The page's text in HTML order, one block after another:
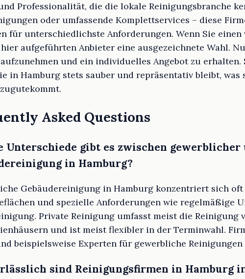
Professionalität, die die lokale Reinigungsbranche
oder umfassende Komplettservices – diese
für unterschiedlichste Anforderungen. Wenn Sie
aufgeführten Anbieter eine ausgezeichnete Wahl.
und ein individuelles Angebot zu erhalten.
in Hamburg stets sauber und repräsentativ bleibt, was
Asked Questions
Unterschiede gibt es zwischen
in Hamburg?
Gebäudereinigung in Hamburg konzentriert sich
und spezielle Anforderungen wie regelmäßige
Private Reinigung umfasst meist die Reinigung
und ist meist flexibler in der Terminwahl.
beispielsweise Experten für gewerbliche
sind Reinigungsfirmen in Hamburg